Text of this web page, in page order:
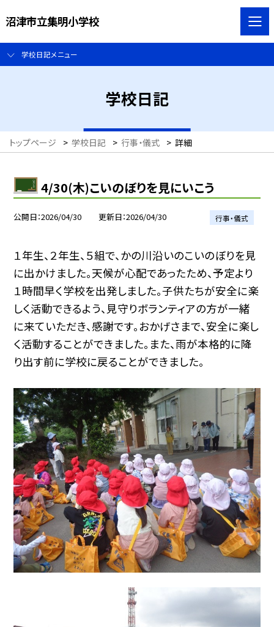
沼津市立集明小学校
学校日記メニュー
学校日記
トップページ > 学校日記 > 行事・儀式 > 詳細
4/30(木)こいのぼりを見にいこう
公開日 2026/04/30 更新日 2026/04/30 行事・儀式
１年生、２年生、５組で、かの川沿いのこいのぼりを見
に出かけました。天候が心配であったため、予定より
１時間早く学校を出発しました。子供たちが安全に楽
しく活動できるよう、見守りボランティアの方が一緒
に来ていただき、感謝です。おかげさまで、安全に楽し
く活動することができました。また、雨が本格的に降
り出す前に学校に戻ることができました。